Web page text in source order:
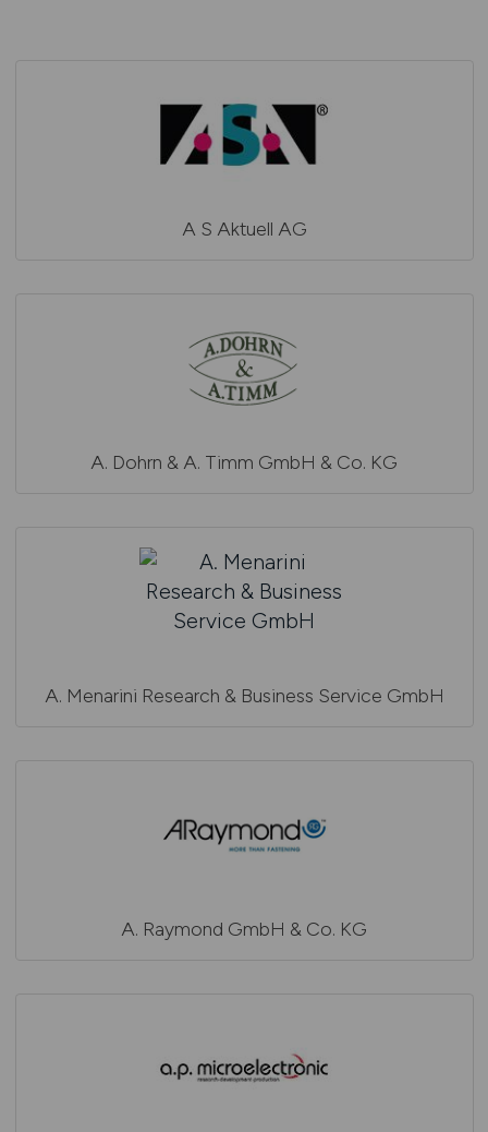
A S Aktuell AG
A. Dohrn & A. Timm GmbH & Co. KG
A. Menarini Research & Business Service GmbH
A. Raymond GmbH & Co. KG